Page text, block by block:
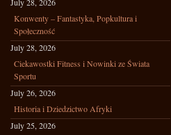
Konwenty – Fantastyka, Popkultura i
Społeczność
July 28, 2026
Ciekawostki Fitness i Nowinki ze Świata
Sportu
July 26, 2026
Historia i Dziedzictwo Afryki
July 25, 2026